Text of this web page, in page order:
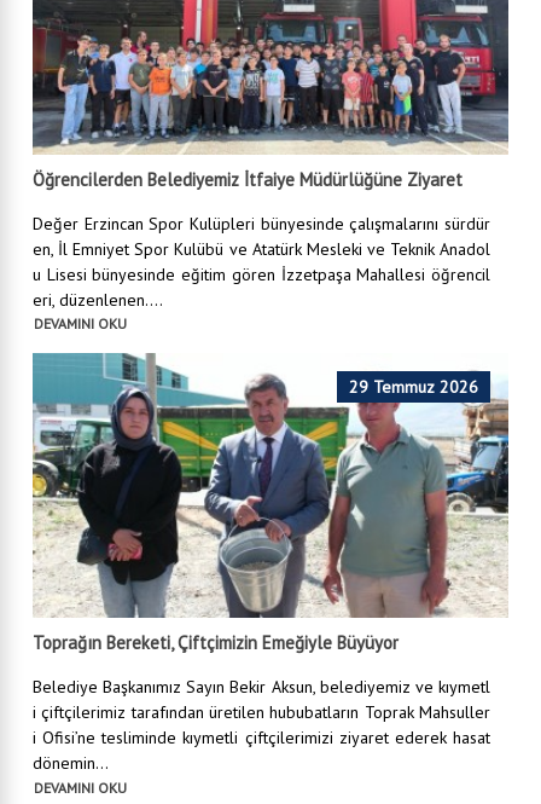
Öğrencilerden Belediyemiz İtfaiye Müdürlüğüne Ziyaret
Değer Erzincan Spor Kulüpleri bünyesinde çalışmalarını sürdür
en, İl Emniyet Spor Kulübü ve Atatürk Mesleki ve Teknik Anadol
u Lisesi bünyesinde eğitim gören İzzetpaşa Mahallesi öğrencil
eri, düzenlenen....
DEVAMINI OKU
29 Temmuz 2026
Toprağın Bereketi, Çiftçimizin Emeğiyle Büyüyor
Belediye Başkanımız Sayın Bekir Aksun, belediyemiz ve kıymetl
i çiftçilerimiz tarafından üretilen hububatların Toprak Mahsuller
i Ofisi’ne tesliminde kıymetli çiftçilerimizi ziyaret ederek hasat
dönemin...
DEVAMINI OKU